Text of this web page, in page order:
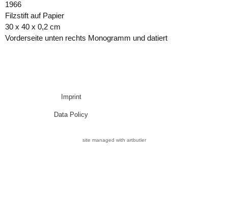
1966
Filzstift auf Papier
30 x 40 x 0,2 cm
Vorderseite unten rechts Monogramm und datiert
Imprint
Data Policy
site managed with artbutler